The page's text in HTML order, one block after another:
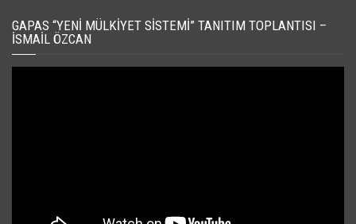
GAPAS “YENI MÜLKIYET SISTEMI” TANITIM TOPLANTISI –
İSMAIL ÖZCAN